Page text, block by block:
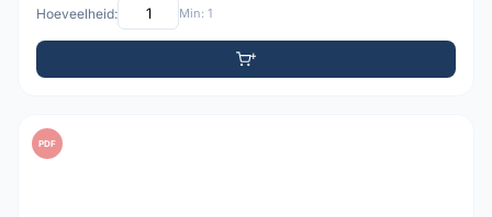
Hoeveelheid: Min: 1
PDF